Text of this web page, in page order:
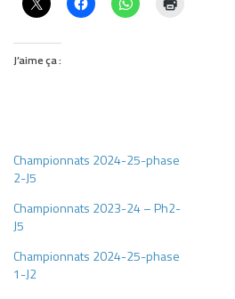
J’aime ça :
Championnats 2024-25-phase
2-J5
Championnats 2023-24 – Ph2-
J5
Championnats 2024-25-phase
1-J2